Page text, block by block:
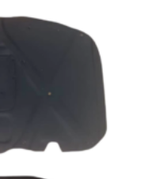
Este
variantes.
opciones